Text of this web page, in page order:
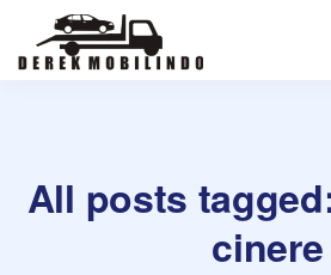
All posts
cinere